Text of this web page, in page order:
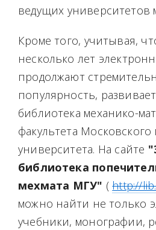
ведущих университетов
Кроме того, учитывая,
несколько лет
продолжают
популярность,
библиотека механико-
факультета Московского
университета. На сайте
библиотека
мехмата МГУ" (http://
можно найти не только
учебники, монографии,